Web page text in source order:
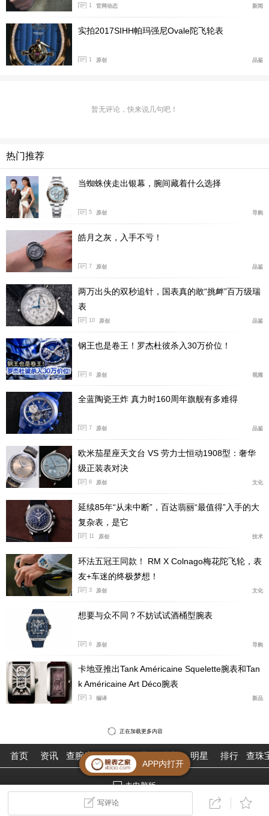
表盘舍弃小时时标和分钟刻度，仅保留18K白金时分
这款腕表搭载PF950手动上弦机芯，该机芯由456个
零件组装而成，含42颗宝石，振频21,600次/小时，装配
四音簧（音簧由Jämes Aubert Le Brassus SA制造）三问
报时机制和双发条盒，能够提供10天长效动力储存。通过
透视表背，音锤和调速飞轮等报时机制的运作以及手工倒
角和“mezzo vibrato”图案润饰一览无余。
帕玛强尼Carillon Tourbillon周年纪念腕表随附珍珠灰
色鳄鱼皮表带，搭配18K白金针扣，限量发行仅5枚。
（图/文 腕表之家 许朝阳）
1 官网动态 新闻
实拍2017SIHH帕玛强尼Ovale陀飞轮表
1 原创 品鉴
暂无评论，快来说几句吧！
热门推荐
当蜘蛛侠走出银幕，腕间藏着什么选择
5 原创 导购
皓月之灰，入手不亏！
7 原创 品鉴
两万出头的双秒追针，国表真的敢“挑衅”百万级瑞
表
10 原创 品鉴
钢王也是卷王！罗杰杜彼杀入30万价位！
6 原创 视频
全蓝陶瓷王炸 真力时160周年旗舰有多难得
7 原创 品鉴
欧米茄星座天文台 VS 劳力士恒动1908型：奢华
级正装表对决
6 原创 文化
延续85年“从未中断”，百达翡丽“最值得”入手的大
复杂表，是它
11 原创 技术
环法五冠王同款！ RM X Colnago梅花陀飞轮，表
友+车迷的终极梦想！
3 原创 文化
想要与众不同？不妨试试酒桶型腕表
6 原创 导购
卡地亚推出Tank Américaine Squelette腕表和Tan
k Américaine Art Déco腕表
3 编译 新品
正在加载更多内容
写评论
首页 资讯 查腕表 论坛 作业 明星 排行 查珠
去电脑版
©2026腕表之家 m.xbiao.com
APP内打开